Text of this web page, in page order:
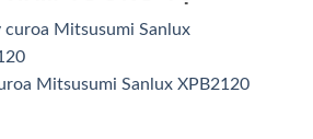
Mitsusumi Sanlux XPB2120